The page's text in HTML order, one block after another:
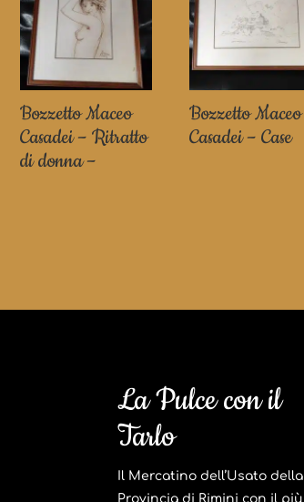
Bozzetto Maceo
Casadei – Ritratto
di donna –
Bozzetto Maceo
Casadei – Case
La Pulce con il
Tarlo
Il Mercatino dell’Usato della
Provincia di Rimini con il più